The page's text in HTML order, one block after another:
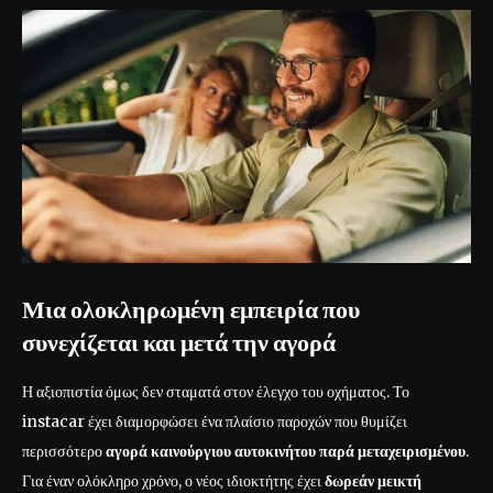
Μια ολοκληρωμένη εμπειρία που
συνεχίζεται και μετά την αγορά
Η αξιοπιστία όμως δεν σταματά στον έλεγχο του οχήματος. Το
instacar έχει διαμορφώσει ένα πλαίσιο παροχών που θυμίζει
περισσότεροαγορά καινούργιου αυτοκινήτου παρά μεταχειρισμένου.
Για έναν ολόκληρο χρόνο, ο νέος ιδιοκτήτης έχειδωρεάν μεικτή